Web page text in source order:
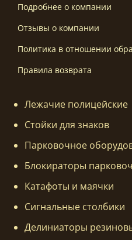
Подробнее о компании
Отзывы о компании
Политика в отношении
Правила возврата
Лежачие полицейские
Стойки для знаков
Парковочное
Блокираторы
Катафоты и маячки
Сигнальные столбики
Делиниаторы